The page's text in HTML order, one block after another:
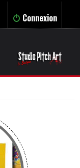
Connexion